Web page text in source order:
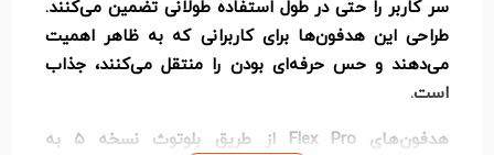
سر کاربر را حتی در طول استفاده طولانی تضمین می‌کنند.
طراحی این هدفون‌ها برای کاربرانی که به ظاهر اهمیت
می‌دهند و حس حرفه‌ای بودن را منتقل می‌کنند، جذاب
است.
هدفون‌های Flex Pro از طریق بلوتوث نسخه 5 به